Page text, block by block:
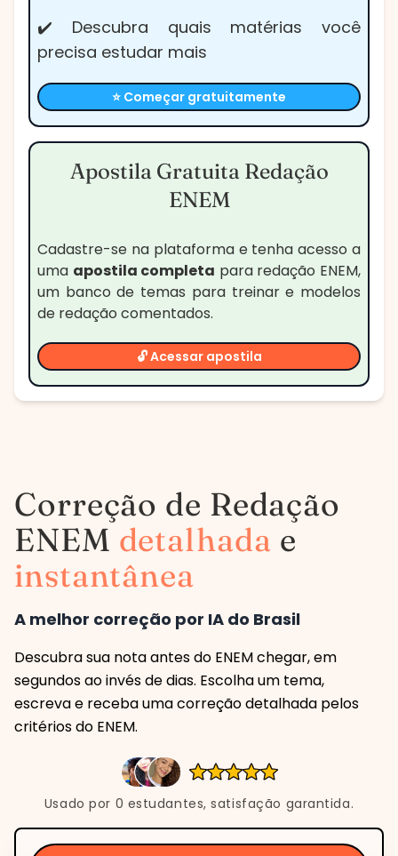
✔️ Descubra quais matérias você
precisa estudar mais
⭐ Começar gratuitamente
Apostila Gratuita Redação
ENEM
Cadastre-se na plataforma e tenha acesso a
uma apostila completa para redação ENEM,
um banco de temas para treinar e modelos
de redação comentados.
🔓 Acessar apostila
Correção de Redação
ENEM detalhada e
instantânea
A melhor correção por IA do Brasil
Descubra sua nota antes do ENEM chegar, em
segundos ao invés de dias. Escolha um tema,
escreva e receba uma correção detalhada pelos
critérios do ENEM.
Usado por 0 estudantes, satisfação garantida.